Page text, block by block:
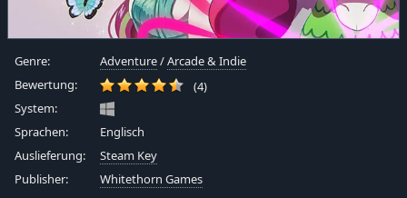
Genre: Adventure/Arcade & Indie
Bewertung:
(4)
System:
Sprachen:
Englisch
Auslieferung:
Steam Key
Publisher:
Whitethorn Games